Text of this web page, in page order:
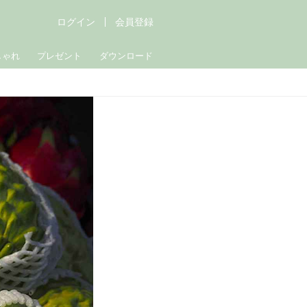
ゃれ プレゼント ダウンロード
ログイン 会員登録